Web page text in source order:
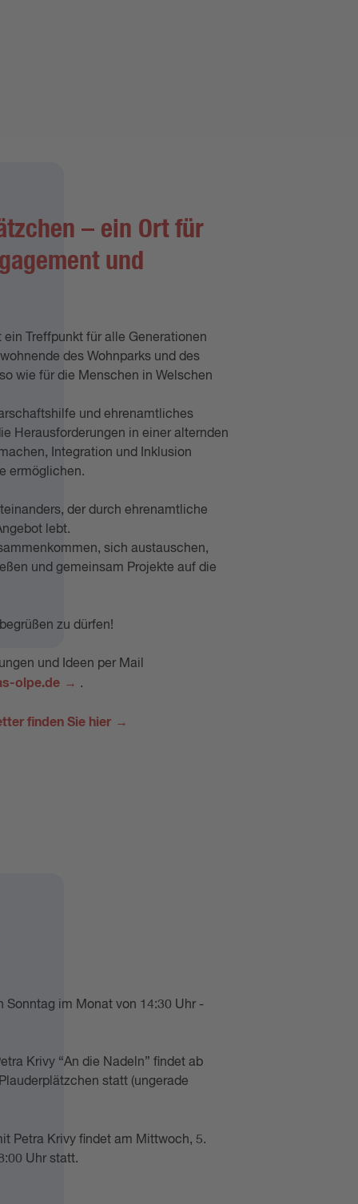
– ein Ort für
und
Treffpunkt für alle Generationen
des Wohnparks und des
wie für die Menschen in Welschen
und ehrenamtliches
Herausforderungen in einer alternden
Integration und Inklusion
ermöglichen.
der durch ehrenamtliche
lebt.
sich austauschen,
und gemeinsam Projekte auf die
zu dürfen!
und Ideen per Mail
olpe.de
.
finden Sie hier
Sonntag im Monat von 14:30 Uhr -
Krivy “An die Nadeln” findet ab
statt (ungerade
Petra Krivy findet am Mittwoch, 5.
Uhr statt.